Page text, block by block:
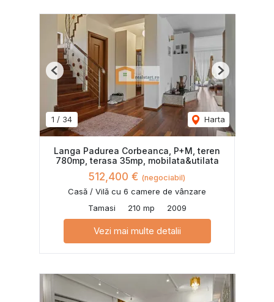
1 / 34 Harta
Previous Next
Langa Padurea Corbeanca, P+M, teren
780mp, terasa 35mp, mobilata&utilata
512,400 € (negociabil)
Casă / Vilă cu 6 camere de vânzare
Tamasi
210 mp 2009
Vezi mai multe detalii